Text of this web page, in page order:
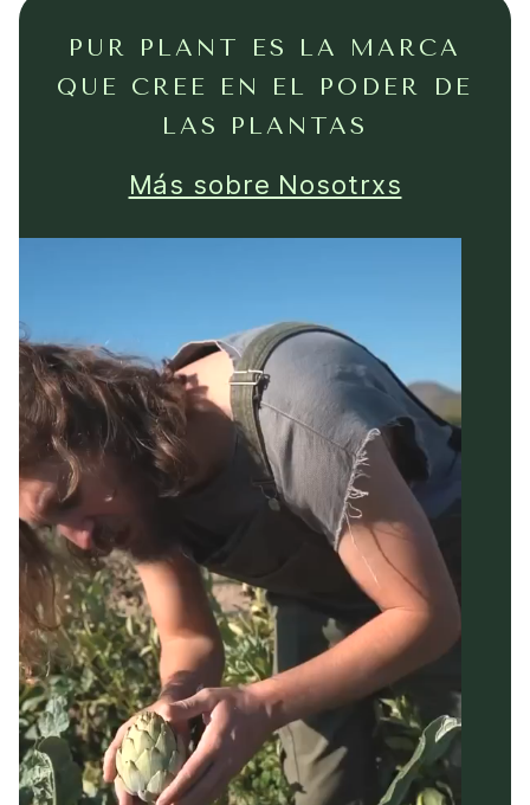
PUR PLANT ES LA MARCA
QUE CREE EN EL PODER DE
LAS PLANTAS
Más sobre Nosotrxs